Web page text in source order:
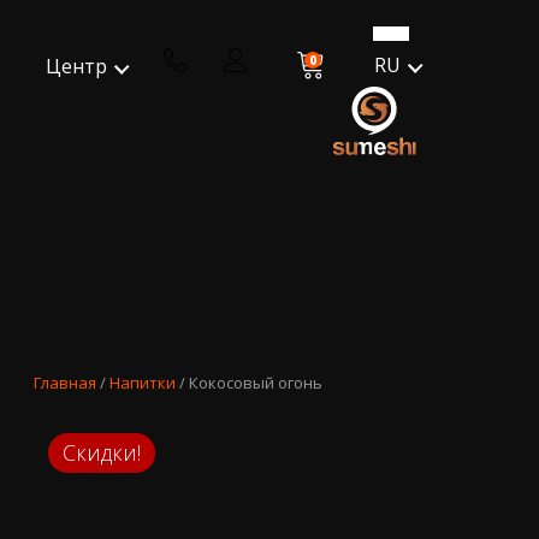
Центр 0 RU
Главная /Напитки / Кокосовый огонь
Скидки!